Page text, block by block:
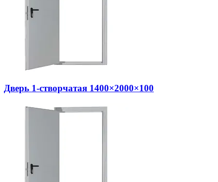
Дверь 1-створчатая 1400×2000×100